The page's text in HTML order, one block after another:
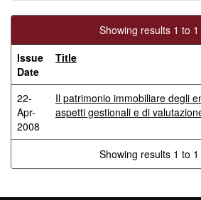
Showing results 1 to 1
Issue
Date
Title
22-
Apr-
2008
Il patrimonio immobiliare degli
aspetti gestionali e di
Showing results 1 to 1